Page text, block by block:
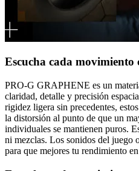
Escucha cada
PRO-G GRAPHENE es un
claridad, detalle y precisión
rigidez ligera sin precedentes,
la distorsión al punto de que un
individuales se mantienen puros.
ni mezclas. Los sonidos del juego
para que mejores tu rendimiento